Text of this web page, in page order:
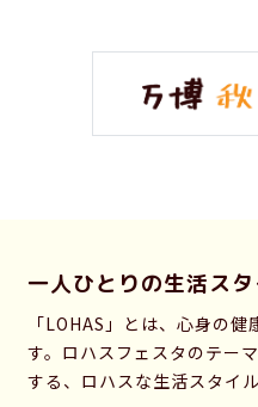
一人ひとりの生活ス
「LOHAS」とは、心身の
す。ロハスフェスタのテー
する、ロハスな生活スタイ